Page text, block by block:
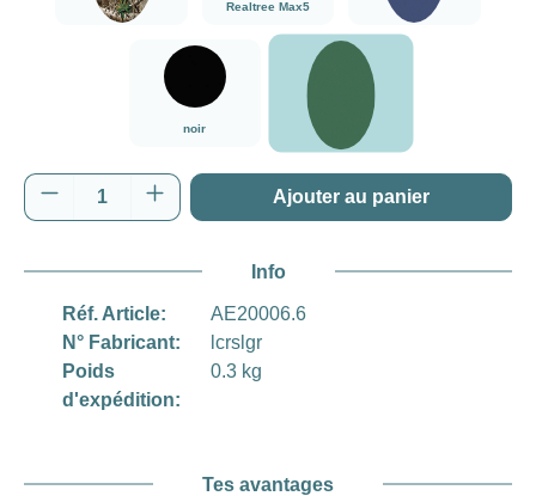
Realtree Max5
Bleu marine
noir
vert
vert
Quantité de produit : Entrez la quantité
Ajouter au panier
Info
Réf. Article:
AE20006.6
N° Fabricant:
lcrslgr
Poids
d'expédition:
0.3 kg
Tes avantages